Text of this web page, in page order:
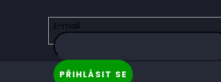
E-mail
PŘIHLÁSIT SE